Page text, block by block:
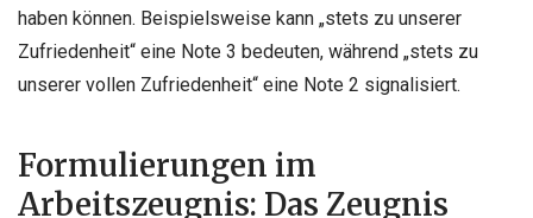
haben können. Beispielsweise kann „stets zu unserer
Zufriedenheit“ eine Note 3 bedeuten, während „stets zu
unserer vollen Zufriedenheit“ eine Note 2 signalisiert.
Formulierungen im
Arbeitszeugnis: Das Zeugnis